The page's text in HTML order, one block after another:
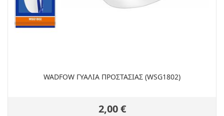
WADFOW ΓΥΑΛΙΑ ΠΡΟΣΤΑΣΙΑΣ (WSG1802)
2,00 €